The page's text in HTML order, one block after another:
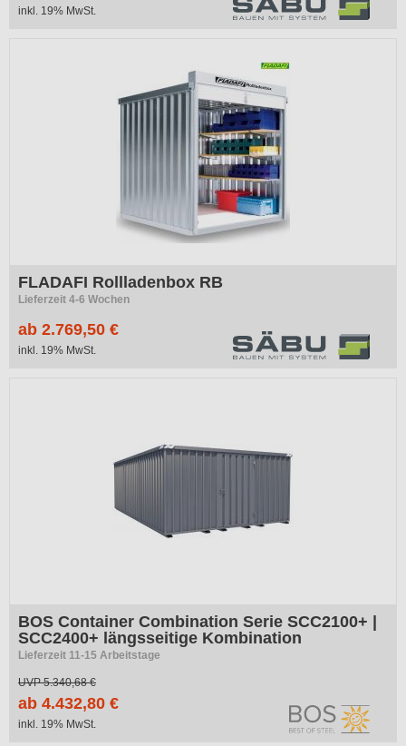
inkl. 19% MwSt.
FLADAFI Rollladenbox RB
Lieferzeit 4-6 Wochen
ab 2.769,50 €
inkl. 19% MwSt.
BOS Container Combination Serie SCC2100+ |
SCC2400+ längsseitige Kombination
Lieferzeit 11-15 Arbeitstage
UVP5.340,68 €
ab 4.432,80 €
inkl. 19% MwSt.